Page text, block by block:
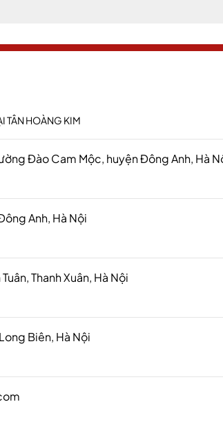
TÂN HOÀNG KIM
Đào Cam Mộc, huyện Đông Anh, Hà
Anh, Hà Nội
Thanh Xuân, Hà Nội
Biên, Hà Nội